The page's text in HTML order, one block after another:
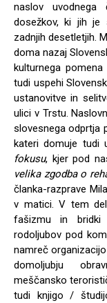
naslov
dosežkov, ki jih je
zadnjih desetletjih.
doma nazaj
kulturnega
tudi uspehi
ustanovitve in
ulici v Trstu.
slovesnega odprtja
kateri domuje tudi
fokusu, kjer pod
velika zgodba o
članka-razprave
v matici. V tem
fašizmu in bridki
rodoljubov pod
namreč
domoljubju
meščansko
tudi knjigo /